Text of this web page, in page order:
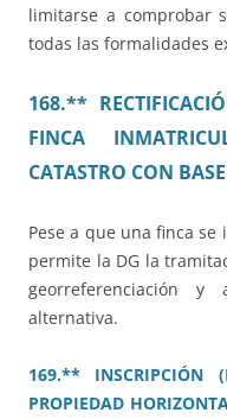
limitarse a comprobar
todas las formalidades
168.**
FINCA
CATASTRO CON
Pese a que una finca
permite la DG la
georreferenciación
alternativa.
169.** INSCRIPCIÓN
PROPIEDAD